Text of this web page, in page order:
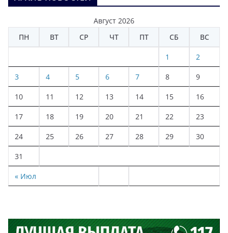
Август 2026
ПН
ВТ СР ЧТ ПТ СБ ВС
« Июл
1 2
3 4 5 6 7 8 9
10 11 12 13 14 15 16
17 18 19 20 21 22 23
24 25 26 27 28 29 30
31